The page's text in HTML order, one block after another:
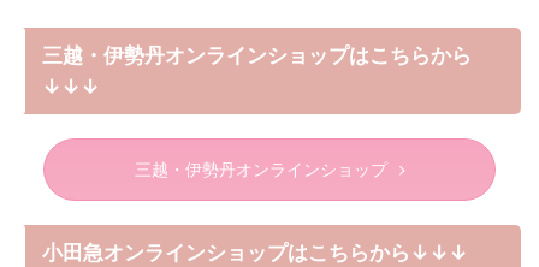
三越・伊勢丹オンラインショップはこちらから
↓↓↓
三越・伊勢丹オンラインショップ
小田急オンラインショップはこちらから↓↓↓